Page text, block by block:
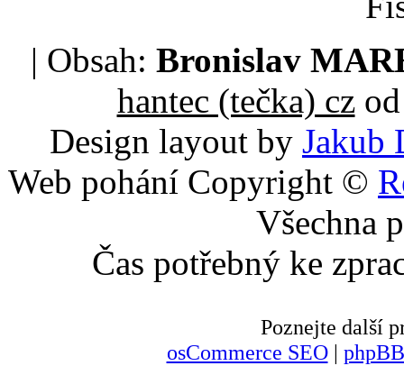
| Obsah: Bronislav
hantec (tečka) czod
Design layout by Jakub
Web pohání Copyright ©
Všechna
Čas potřebný ke
Poznejte další
osCommerce SEO|